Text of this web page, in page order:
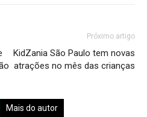
Próximo artigo
KidZania São Paulo tem novas
atrações no mês das crianças
Mais do autor